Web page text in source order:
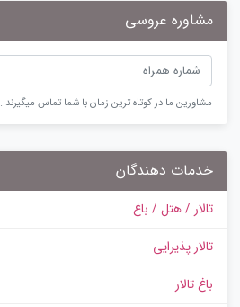
مشاوره عروسی
مشاورین ما در کوتاه ترین زمان با شما تماس میگیرند .
خدمات دهندگان
تالار / هتل / باغ
تالار پذیرایی
باغ تالار